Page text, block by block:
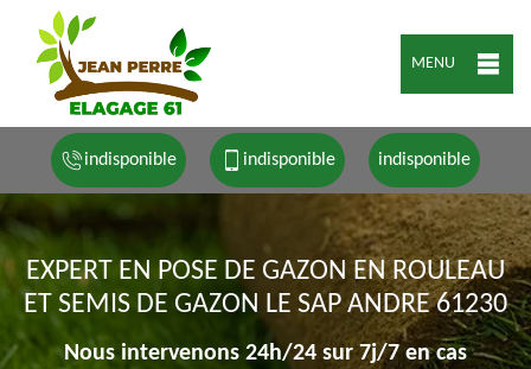
MENU
indisponible indisponible indisponible
EXPERT EN POSE DE GAZON EN ROULEAU
ET SEMIS DE GAZON LE SAP ANDRE 61230
Nous intervenons 24h/24 sur 7j/7 en cas